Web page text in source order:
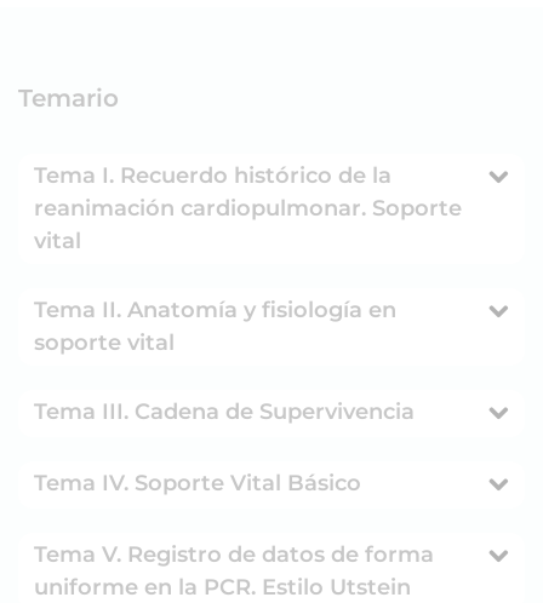
Temario
Tema I. Recuerdo histórico de la
reanimación cardiopulmonar. Soporte
vital
Tema II. Anatomía y fisiología en
soporte vital
Tema III. Cadena de Supervivencia
Tema IV. Soporte Vital Básico
Tema V. Registro de datos de forma
uniforme en la PCR. Estilo Utstein